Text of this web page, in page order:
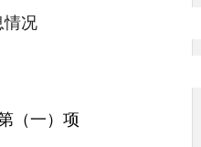
情况
（一）项